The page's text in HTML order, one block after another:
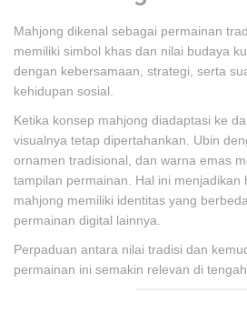
Mahjong dikenal sebagai permainan
memiliki simbol khas dan nilai budaya
dengan kebersamaan, strategi, serta
kehidupan sosial.
Ketika konsep mahjong diadaptasi ke
visualnya tetap dipertahankan. Ubin
ornamen tradisional, dan warna emas
tampilan permainan. Hal ini menjadikan
mahjong memiliki identitas yang
permainan digital lainnya.
Perpaduan antara nilai tradisi dan
permainan ini semakin relevan di